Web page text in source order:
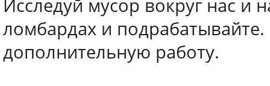
Исследуй мусор вокруг нас
ломбардах и
дополнительную работу.